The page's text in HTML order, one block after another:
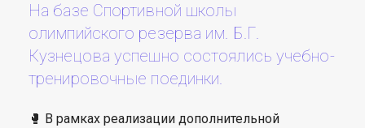
На базе Спортивной школы
олимпийского резерва им. Б.Г.
Кузнецова успешно состоялись учебно-
тренировочные поединки.
🥊 В рамках реализации дополнительной